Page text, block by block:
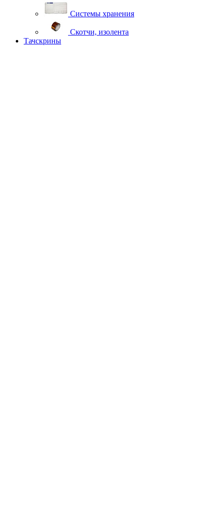
Системы хранения
Скотчи, изолента
Тачскрины